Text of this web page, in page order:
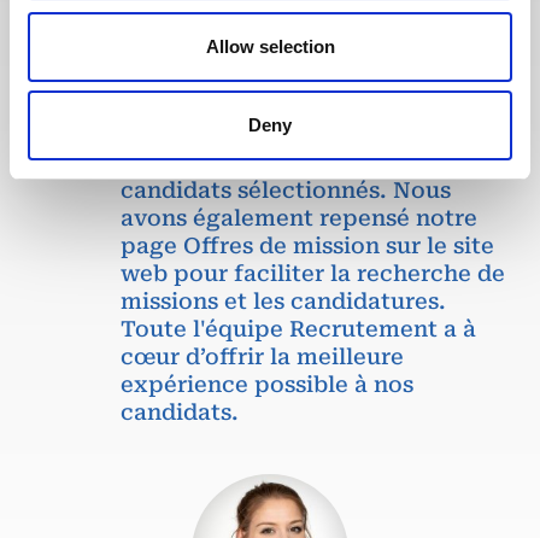
Allow selection
Deny
Ces dernières années, nous avons
investi dans la digitalisation de
notre processus de recrutement
dédier plus de temps aux
échanges qualitatifs avec les
candidats sélectionnés. Nous
avons également repensé notre
page Offres de mission sur le site
web pour faciliter la recherche de
missions et les candidatures.
Toute l'équipe Recrutement a à
cœur d’offrir la meilleure
expérience possible à nos
candidats.